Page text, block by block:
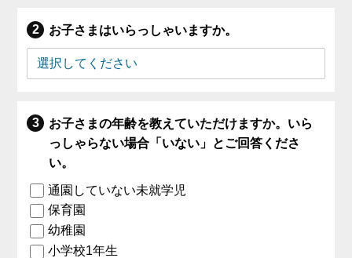
お子さまはいらっしゃいますか。
お子さまの年齢を教えていただけますか。いら
っしゃらない場合「いない」とご回答くださ
い。
通園していない未就学児
保育園
幼稚園
小学校1年生